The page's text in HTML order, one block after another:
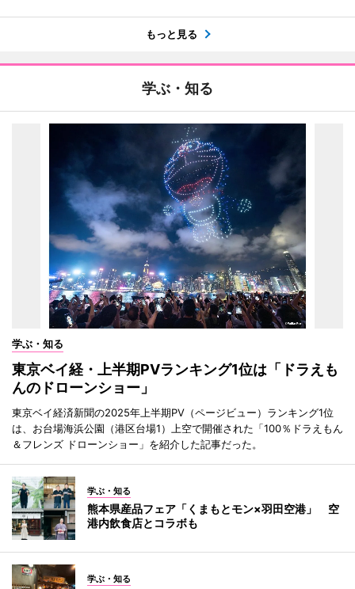
もっと見る
学ぶ・知る
学ぶ・知る
東京ベイ経・上半期PVランキング1位は「ドラえも
んのドローンショー」
東京ベイ経済新聞の2025年上半期PV（ページビュー）ランキング1位
は、お台場海浜公園（港区台場1）上空で開催された「100％ドラえもん
＆フレンズ ドローンショー」を紹介した記事だった。
学ぶ・知る
熊本県産品フェア「くまもとモン×羽田空港」 空
港内飲食店とコラボも
学ぶ・知る